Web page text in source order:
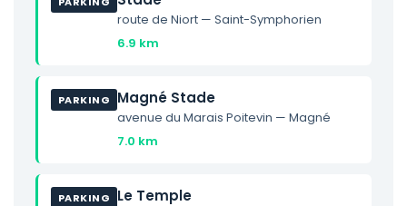
route de Niort — Saint-Symphorien
6.9 km
PARKING Magné Stade
avenue du Marais Poitevin — Magné
7.0 km
PARKING Le Temple